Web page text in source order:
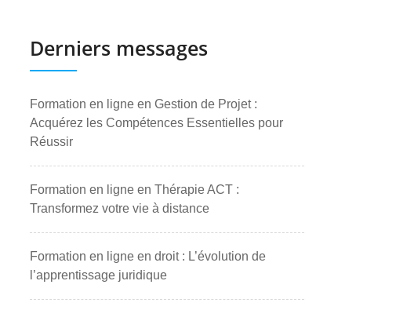
Derniers messages
Formation en ligne en Gestion de Projet :
Acquérez les Compétences Essentielles pour
Réussir
Formation en ligne en Thérapie ACT :
Transformez votre vie à distance
Formation en ligne en droit : L’évolution de
l’apprentissage juridique